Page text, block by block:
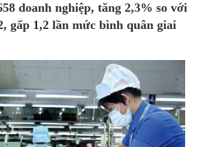
doanh nghiệp, tăng 2,3% so với
gấp 1,2 lần mức bình quân giai